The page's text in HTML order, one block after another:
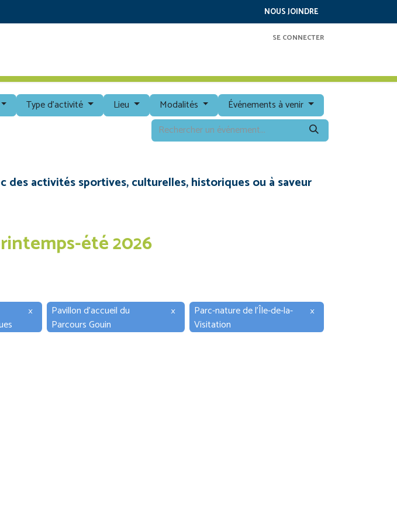
NOUS JOINDRE
SE CONNECTER
Type d'activité Lieu Modalités Événements à venir
des activités sportives, culturelles, historiques ou à saveur
été 2026
×
Pavillon d'accueil du
Parcours Gouin
×
Parc-nature de l'Île-de-la-
Visitation
×